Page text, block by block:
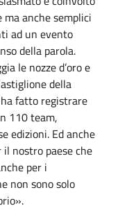
ma anche semplici
ad un evento
della parola.
le nozze d’oro e
della
ha fatto registrare
110 team,
edizioni. Ed anche
nostro paese che
per i
non sono solo